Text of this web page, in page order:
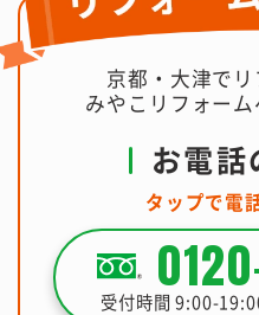
京都・大津で
みやこリフォー
お電話
タップで電
受付時間 9:00-